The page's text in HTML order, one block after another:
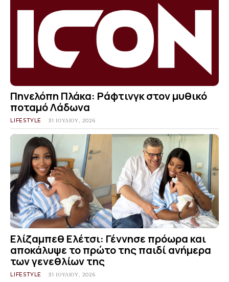
Πηνελόπη Πλάκα: Ράφτινγκ στον μυθικό
ποταμό Λάδωνα
LIFESTYLE 31 ΙΟΥΛΊΟΥ, 2026
Ελίζαμπεθ Ελέτσι: Γέννησε πρόωρα και
αποκάλυψε το πρώτο της παιδί ανήμερα
των γενεθλίων της
LIFESTYLE 31 ΙΟΥΛΊΟΥ, 2026